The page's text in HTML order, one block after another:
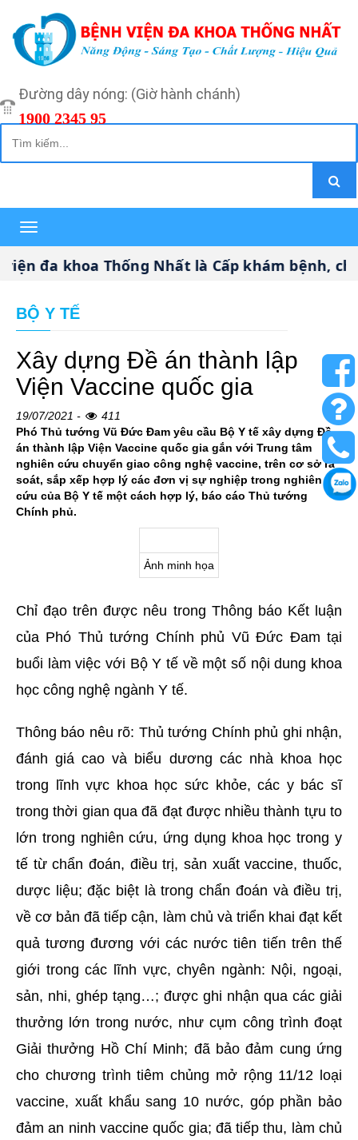
Đường dây nóng: (Giờ hành chánh)
1900 2345 95
Toggle
navigation
khoa Thống Nhất là Cấp khám bệnh, chữa
BỘ Y TẾ
Xây dựng Đề án thành lập
Viện Vaccine quốc gia
19/07/2021 -
411
Phó Thủ tướng Vũ Đức Đam yêu cầu Bộ Y tế xây dựng Đề
án thành lập Viện Vaccine quốc gia gắn với Trung tâm
nghiên cứu chuyển giao công nghệ vaccine, trên cơ sở rà
soát, sắp xếp hợp lý các đơn vị sự nghiệp trong nghiên
cứu của Bộ Y tế một cách hợp lý, báo cáo Thủ tướng
Chính phủ.
Ảnh minh họa
Chỉ đạo trên được nêu trong Thông báo Kết luận
của Phó Thủ tướng Chính phủ Vũ Đức Đam tại
buổi làm việc với Bộ Y tế về một số nội dung khoa
học công nghệ ngành Y tế.
Thông báo nêu rõ: Thủ tướng Chính phủ ghi nhận,
đánh giá cao và biểu dương các nhà khoa học
trong lĩnh vực khoa học sức khỏe, các y bác sĩ
trong thời gian qua đã đạt được nhiều thành tựu to
lớn trong nghiên cứu, ứng dụng khoa học trong y
tế từ chẩn đoán, điều trị, sản xuất vaccine, thuốc,
dược liệu; đặc biệt là trong chẩn đoán và điều trị,
về cơ bản đã tiếp cận, làm chủ và triển khai đạt kết
quả tương đương với các nước tiên tiến trên thế
giới trong các lĩnh vực, chyên ngành: Nội, ngoại,
sản, nhi, ghép tạng…; được ghi nhận qua các giải
thưởng lớn trong nước, như cụm công trình đoạt
Giải thưởng Hồ Chí Minh; đã bảo đảm cung ứng
cho chương trình tiêm chủng mở rộng 11/12 loại
vaccine, xuất khẩu sang 10 nước, góp phần bảo
đảm an ninh vaccine quốc gia; đã tiếp thu, làm chủ